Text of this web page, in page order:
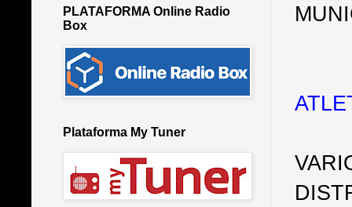
PLATAFORMA Online Radio
Box
Plataforma My Tuner